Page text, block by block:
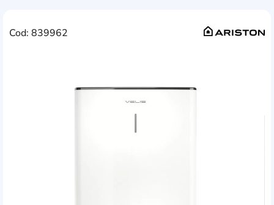
Cod: 839962